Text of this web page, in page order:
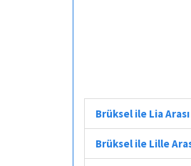
Brüksel ile Lia
Brüksel ile Lille